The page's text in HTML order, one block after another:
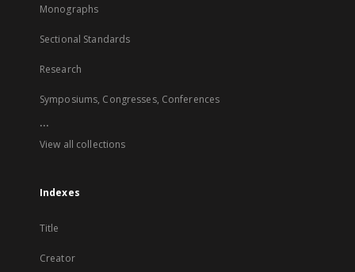
Monographs
Sectional Standards
Research
Symposiums, Congresses, Conferences
...
View all collections
Indexes
Title
Creator